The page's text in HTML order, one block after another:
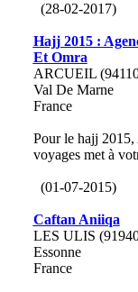
(28-02-2017)
Hajj 2015 :
Et Omra
ARCUEIL
Val De Marne
France
Pour le hajj 2015,
voyages met à
(01-07-2015)
Caftan Aniiqa
LES ULIS
Essonne
France